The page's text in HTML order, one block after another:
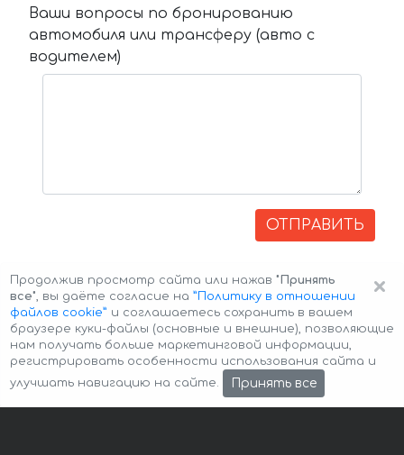
Ваши вопросы по бронированию
автомобиля или трансферу (авто с
водителем)
ОТПРАВИТЬ
Авторские права © 2026 Авто-Аренда Cookie Policy
×
Продолжив просмотр сайта или нажав "Принять
все", вы даёте согласие на ”Политику в отношении
файлов cookie” и соглашаетесь сохранить в вашем
браузере куки-файлы (основные и внешние), позволяющие
нам получать больше маркетинговой информации,
регистрировать особенности использования сайта и
улучшать навигацию на сайте.
Принять все